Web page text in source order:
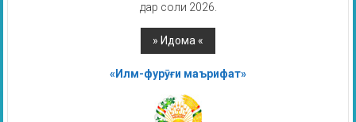
дар соли 2026.
«Илм-фурӯғи маърифат»